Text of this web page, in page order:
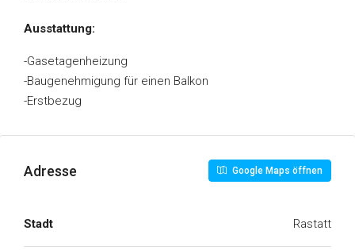
Ausstattung:
-Gasetagenheizung
-Baugenehmigung für einen Balkon
-Erstbezug
Adresse Google Maps öffnen
Stadt Rastatt